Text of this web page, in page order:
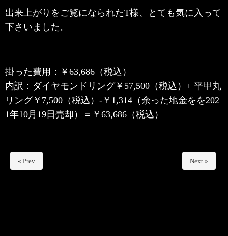
出来上がりをご覧になられたT様、とても気に入って
下さいました。
掛った費用：￥63,686（税込）
内訳：ダイヤモンドリング￥57,500（税込）+ 平甲丸
リング￥7,500（税込）-￥1,314（余った地金をを202
1年10月19日売却）＝￥63,686（税込）
« Prev Next »